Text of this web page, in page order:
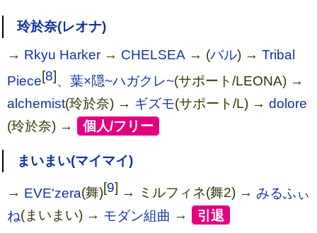
玲於奈(レオナ)
→ Rkyu Harker → CHELSEA → (バル) →Tribal
Piece[8]、葉×隠~ハガクレ~(サポート/LEONA) →
alchemist(玲於奈) → ギズモ(サポート/L) →dolore
(玲於奈) →
[個人/フリー
まいまい(マイマイ)
→ EVE'zera(舞)[9] → ミルフィネ(舞2) →みるふぃ
ね(まいまい) → モダン組曲 → 引退